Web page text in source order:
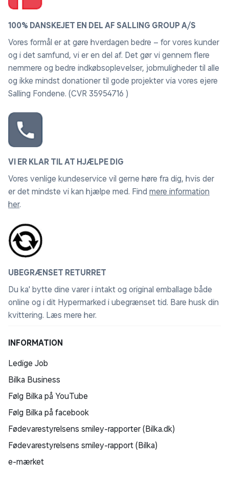
100% DANSKEJET EN DEL AF SALLING GROUP A/S
Vores formål er at gøre hverdagen bedre – for vores kunder
og i det samfund, vi er en del af. Det gør vi gennem flere
nemmere og bedre indkøbsoplevelser, jobmuligheder til alle
og ikke mindst donationer til gode projekter via vores ejere
Salling Fondene. (CVR 35954716 )
VI ER KLAR TIL AT HJÆLPE DIG
Vores venlige kundeservice vil gerne høre fra dig, hvis der
er det mindste vi kan hjælpe med. Find mere information
her.
UBEGRÆNSET RETURRET
Du ka' bytte dine varer i intakt og original emballage både
online og i dit Hypermarked i ubegrænset tid. Bare husk din
kvittering. Læs mere her.
INFORMATION
Ledige Job
Bilka Business
Følg Bilka på YouTube
Følg Bilka på facebook
Fødevarestyrelsens smiley-rapporter (Bilka.dk)
Fødevarestyrelsens smiley-rapport (Bilka)
e-mærket